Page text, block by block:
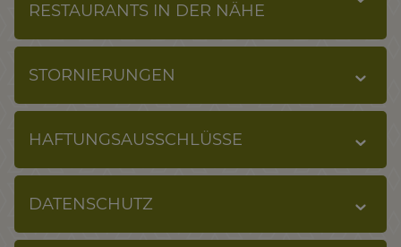
RESTAURANTS IN DER NÄHE
STORNIERUNGEN
HAFTUNGSAUSSCHLÜSSE
DATENSCHUTZ